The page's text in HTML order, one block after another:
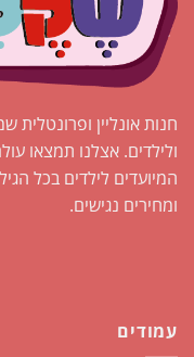
חנות אונליין ופרונטלית
ולילדים. אצלנו תמצאו
המיועדים לילדים בכל
ומחירים נגישים.
עמודים